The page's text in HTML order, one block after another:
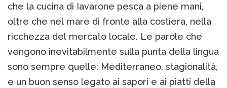
che la cucina di Iavarone pesca a piene mani,
oltre che nel mare di fronte alla costiera, nella
ricchezza del mercato locale. Le parole che
vengono inevitabilmente sulla punta della lingua
sono sempre quelle: Mediterraneo, stagionalità,
e un buon senso legato ai sapori e ai piatti della